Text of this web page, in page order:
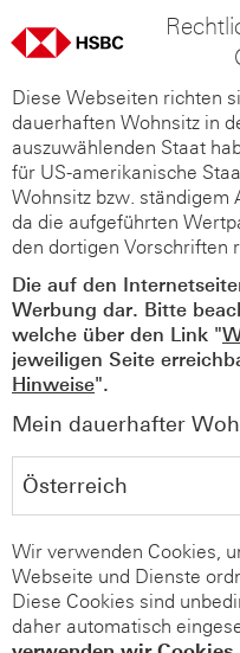
Diese Webseiten richten
dauerhaften Wohnsitz in
auszuwählenden Staat
für US-amerikanische
Wohnsitz bzw. ständigem
da die aufgeführten
den dortigen Vorschriften
Die auf den
Werbung dar. Bitte
welche über den Link "
jeweiligen Seite
Hinweise".
Mein dauerhafter
Wir verwenden Cookies,
Webseite und Dienste
Diese Cookies sind
daher automatisch